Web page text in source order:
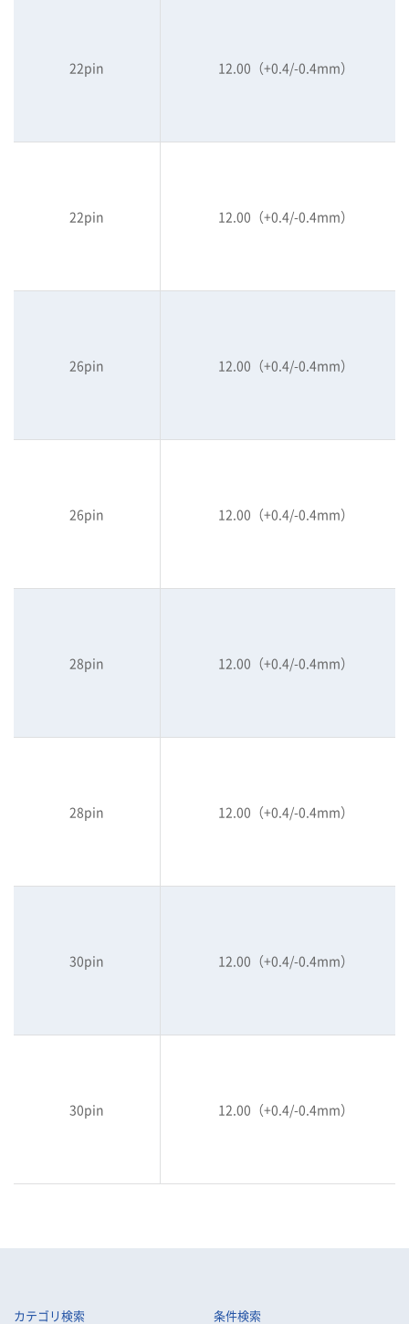
22pin 12.00（+0.4/-0.4mm）
22pin 12.00（+0.4/-0.4mm）
26pin 12.00（+0.4/-0.4mm）
26pin 12.00（+0.4/-0.4mm）
28pin 12.00（+0.4/-0.4mm）
28pin 12.00（+0.4/-0.4mm）
30pin 12.00（+0.4/-0.4mm）
30pin 12.00（+0.4/-0.4mm）
カテゴリ検索 条件検索